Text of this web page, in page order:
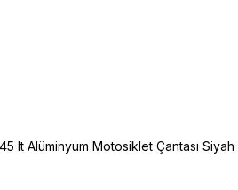
lt Alüminyum Motosiklet Çantası Siyah